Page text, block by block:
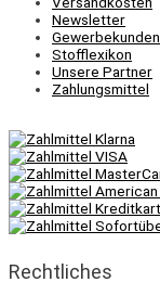
Newsletter
Gewerbekunden
Stofflexikon
Unsere Partner
Zahlungsmittel
Rechtliches